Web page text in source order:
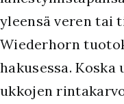
yleensä veren tai
Wiederhorn
hakusessa.
ukkojen